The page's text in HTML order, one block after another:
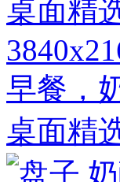
早餐，
桌面精